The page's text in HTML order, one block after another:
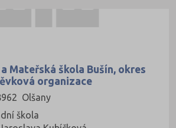
Mateřská škola Bušín, okres
organizace
Olšany
škola